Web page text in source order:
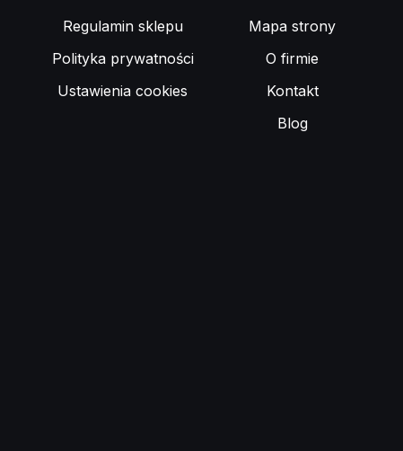
Regulamin sklepu
Polityka prywatności
Ustawienia cookies
Mapa strony
O firmie
Kontakt
Blog